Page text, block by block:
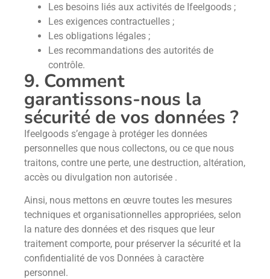
Les besoins liés aux activités de Ifeelgoods ;
Les exigences contractuelles ;
Les obligations légales ;
Les recommandations des autorités de
contrôle.
9. Comment
garantissons-nous la
sécurité de vos données ?
Ifeelgoods s’engage à protéger les données
personnelles que nous collectons, ou ce que nous
traitons, contre une perte, une destruction, altération,
accès ou divulgation non autorisée .
Ainsi, nous mettons en œuvre toutes les mesures
techniques et organisationnelles appropriées, selon
la nature des données et des risques que leur
traitement comporte, pour préserver la sécurité et la
confidentialité de vos Données à caractère
personnel.